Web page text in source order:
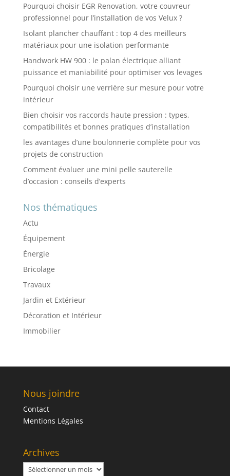
Pourquoi choisir EGR Renovation, votre couvreur
professionnel pour l’installation de vos Velux ?
Isolant plancher chauffant : top 4 des meilleurs
matériaux pour une isolation performante
Handwork HW 900 : le palan électrique alliant
puissance et maniabilité pour optimiser vos levages
Pourquoi choisir une verrière sur mesure pour votre
intérieur
Bien choisir vos raccords haute pression : types,
compatibilités et bonnes pratiques d’installation
les avantages d’une boulonnerie complète pour vos
projets de construction
Comment évaluer une mini pelle sauterelle
d’occasion : conseils d’experts
Nos thématiques
Actu
Équipement
Énergie
Bricolage
Travaux
Jardin et Extérieur
Décoration et Intérieur
Immobilier
Nous joindre
Contact
Mentions Légales
Archives
Archives